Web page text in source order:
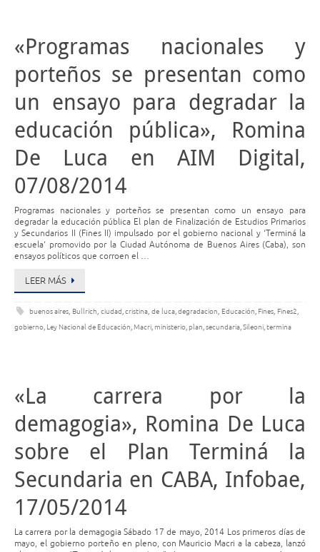
«Programas nacionales y
porteños se presentan como
un ensayo para degradar la
educación pública», Romina
De Luca en AIM Digital,
07/08/2014
Programas nacionales y porteños se presentan como un ensayo para
degradar la educación pública El plan de Finalización de Estudios Primarios
y Secundarios II (Fines II) impulsado por el gobierno nacional y ‘Terminá la
escuela‘ promovido por la Ciudad Autónoma de Buenos Aires (Caba), son
ensayos políticos que corroen el …
LEER MÁS
buenos aires, Bullrich, ciudad,cristina, de luca,degradacion, Educación, Fines, Fines2,
gobierno, Ley Nacional de Educación,Macri, ministerio, plan,secundaria,Sileoni,termina
«La carrera por la
demagogia», Romina De Luca
sobre el Plan Terminá la
Secundaria en CABA, Infobae,
17/05/2014
La carrera por la demagogia Sábado 17 de mayo, 2014 Los primeros días de
mayo, el gobierno porteño en pleno, con Mauricio Macri a la cabeza, lanzó